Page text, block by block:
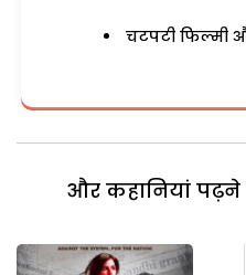
चटपटी फिल्मी
और कहानियां